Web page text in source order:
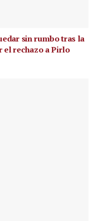
sin rumbo tras la
el rechazo a Pirlo